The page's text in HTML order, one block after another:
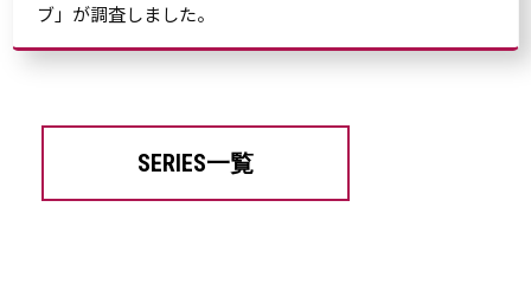
ブ」が調査しました。
SERIES一覧